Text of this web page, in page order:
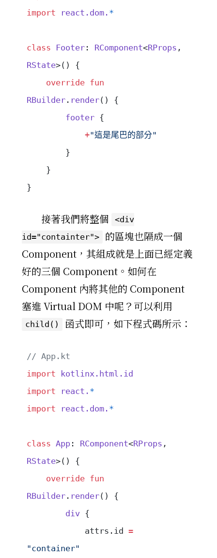
import react.dom. *
class Footer : RComponent<RProps
RState>() {
    override
fun
RBuilder . render() {
        footer
{
            +
"這是尾巴的部分"
        }
    }
}
接著我們將整個
<div
id="containter">
的區塊也隔成一個
Component，其組成就是上面已經定義
好的三個 Component。如何在
Component 內將其他的 Component
塞進 Virtual DOM 中呢？可以利用
child() 函式即可，如下程式碼所示：
// App.kt
import kotlinx.html.id
import react. *
import react.dom. *
class App : RComponent<RProps
RState>() {
    override
fun
RBuilder . render() {
        div
{
            attrs.id
=
"container"